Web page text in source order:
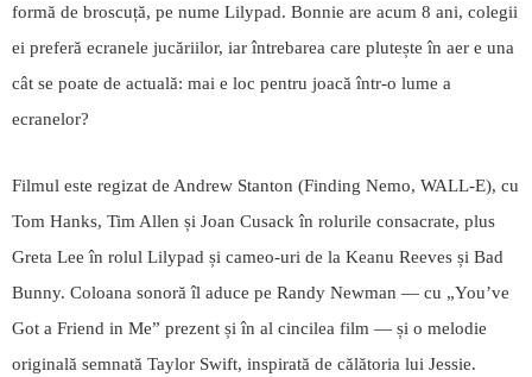
formă de broscuță, pe nume Lilypad. Bonnie are acum 8 ani, colegii
ei preferă ecranele jucăriilor, iar întrebarea care plutește în aer e una
cât se poate de actuală: mai e loc pentru joacă într-o lume a
ecranelor?
Filmul este regizat de Andrew Stanton (Finding Nemo, WALL-E), cu
Tom Hanks, Tim Allen și Joan Cusack în rolurile consacrate, plus
Greta Lee în rolul Lilypad și cameo-uri de la Keanu Reeves și Bad
Bunny. Coloana sonoră îl aduce pe Randy Newman — cu „You’ve
Got a Friend in Me” prezent și în al cincilea film — și o melodie
originală semnată Taylor Swift, inspirată de călătoria lui Jessie.